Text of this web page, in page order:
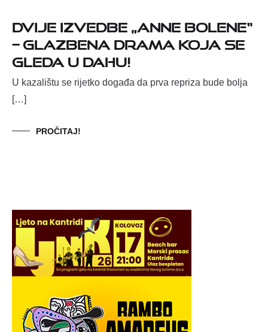
Dvije izvedbe „Anne Bolene“
– glazbena drama koja se
gleda u dahu!
U kazalištu se rijetko događa da prva repriza bude bolja
[…]
PROČITAJ!